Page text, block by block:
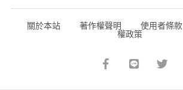
關於本站 著作權聲明 使用者條
權政策